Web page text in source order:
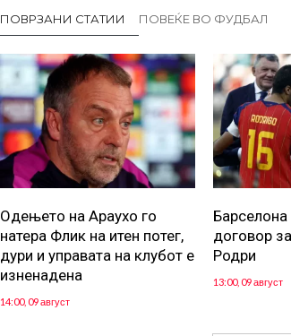
ПОВРЗАНИ СТАТИИ ПОВЕЌЕ ВО ФУДБАЛ
Одењето на Араухо го
натера Флик на итен потег,
дури и управата на клубот е
изненадена
14:00, 09 август
договор
Родри
13:00, 09 август